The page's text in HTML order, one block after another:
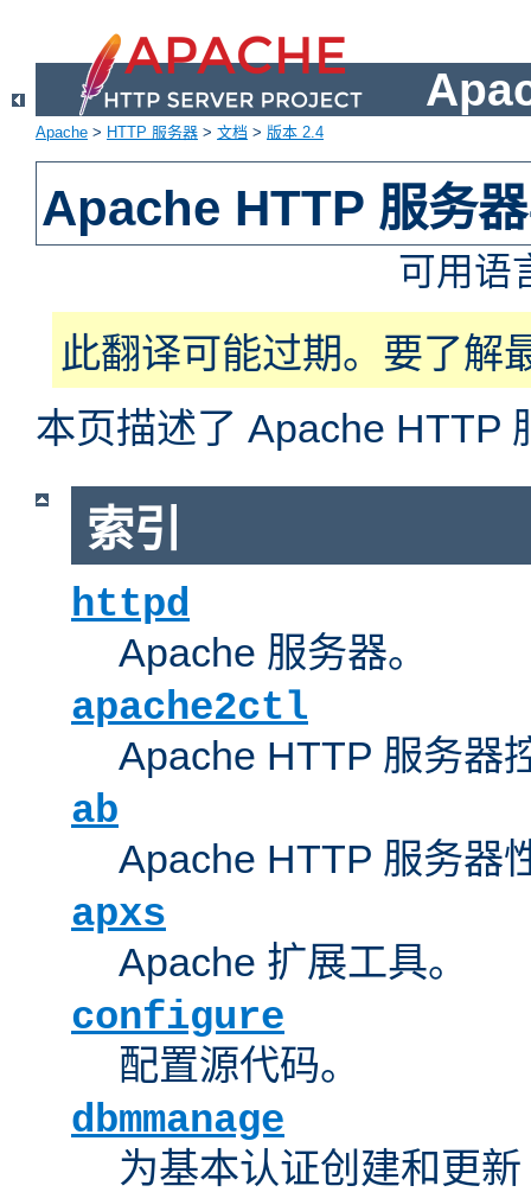
Apache > HTTP 服务器 > 文档 > 版本 2.4
Apache HTTP 服务
可用语
此翻译可能过期。要了解
本页描述了 Apache HTTP
索引
httpd
Apache 服务器。
apache2ctl
Apache HTTP 服务器
ab
Apache HTTP 服务器
apxs
Apache 扩展工具。
configure
配置源代码。
dbmmanage
为基本认证创建和更